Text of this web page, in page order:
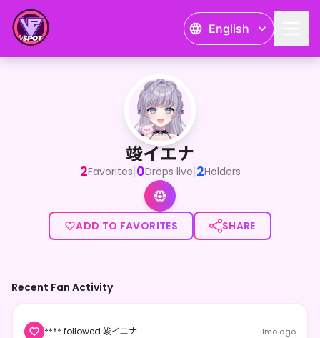
English
竣イエナ
<p>LapisLive20期生の竣 イエナです！普段はIRIAMで活動
竣イエナ
2Favorites|0Drops live|2Holders
ADD TO FAVORITES SHARE
Recent Fan Activity
**** followed 竣イエナ 1mo ago